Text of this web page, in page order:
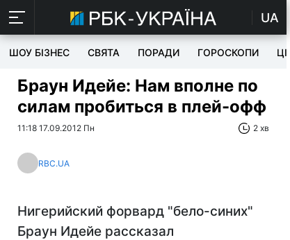
UA
ШОУ БІЗНЕС СВЯТА ПОРАДИ ГОРОСКОПИ
Браун Идейе: Нам вполне по
силам пробиться в плей-офф
11:18 17.09.2012 Пн 2 хв
RBC.UA
Нигерийский форвард "бело-синих"
Браун Идейе рассказал